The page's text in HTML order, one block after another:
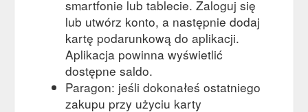
smartfonie lub tablecie. Zaloguj się
lub utwórz konto, a następnie dodaj
kartę podarunkową do aplikacji.
Aplikacja powinna wyświetlić
dostępne saldo.
Paragon: jeśli dokonałeś ostatniego
zakupu przy użyciu karty